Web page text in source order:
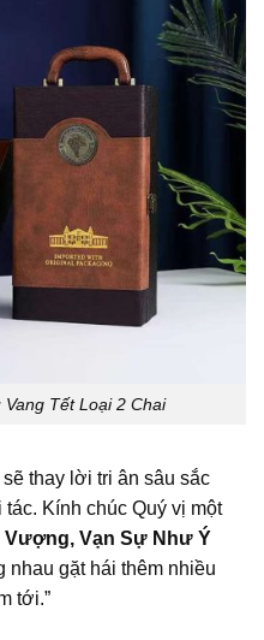
Tết Loại 2 Chai
thay lời tri ân sâu sắc
Kính chúc Quý vị một
Vạn Sự Như Ý
nhau gặt hái thêm nhiều
tới.”